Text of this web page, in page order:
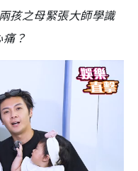
孩之母緊張大師學識
？